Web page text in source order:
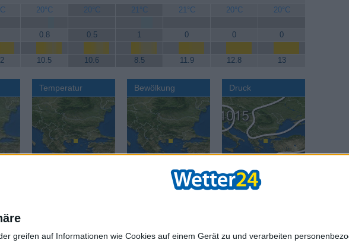
greifen auf Informationen wie Cookies auf einem Gerät zu und verarbeiten
20°C 20°C 21°C 21°C 20°C 20°C
0.8 0.5 1 0 0 0
10.5 10.6 8.5 11.9 12.8 13
Temperatur Bewölkung Druck
Wettervorhersage: Reisewetter: Reisewetter: Städte